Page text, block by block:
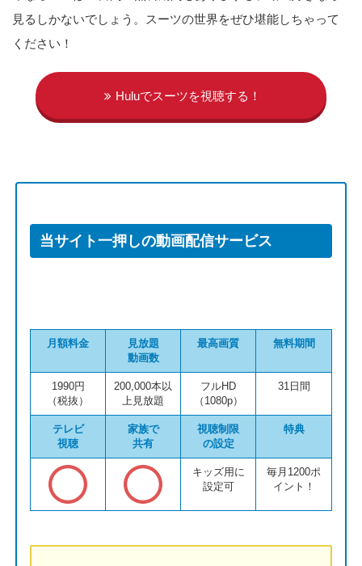
見るしかないでしょう。スーツの世界をぜひ堪能しちゃって
ください！
Huluでスーツを視聴する！
当サイト一押しの動画配信サービス
月額料金
見放題
動画数
最高画質 無料期間
1990円
（税抜）
200,000本以
上見放題
フルHD
（1080p）
31日間
テレビ
視聴
家族で
共有
視聴制限
の設定
特典
キッズ用に
設定可
毎月1200ポ
イント！